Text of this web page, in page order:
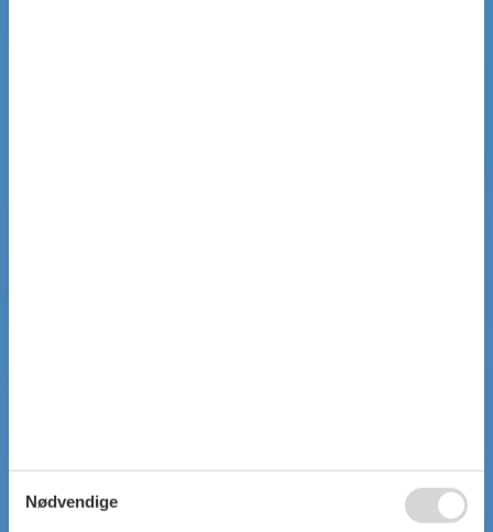
Nødvendige